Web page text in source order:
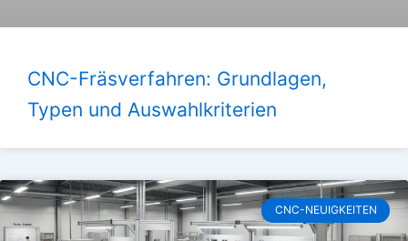
CNC-Fräsverfahren: Grundlagen,
Typen und Auswahlkriterien
CNC-NEUIGKEITEN